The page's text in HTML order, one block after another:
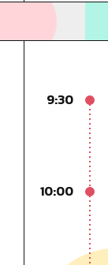
9:30
10:00